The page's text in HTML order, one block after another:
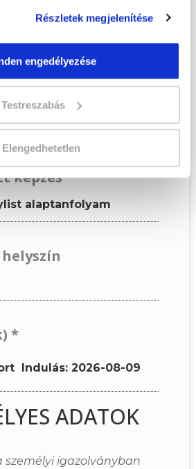
Részletek megjelenítése
engedélyezése
Testreszabás
Elengedhetetlen
szereplő
űrlapot!
ADATOK
képzés
alaptanfolyam
*
Indulás: 2026-08-09
ADATOK
személyi igazolványban